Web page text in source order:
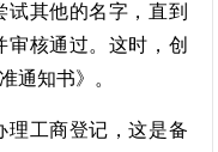
其他的名字，直到
核通过。这时，创
通知书》。
理工商登记，这是备